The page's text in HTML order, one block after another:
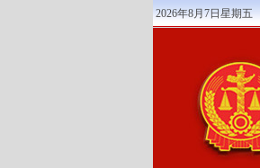
2026年8月7日星期五